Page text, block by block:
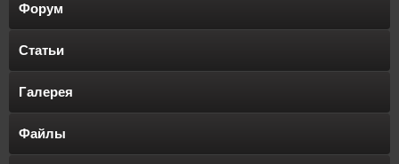
Форум
Статьи
Галерея
Файлы